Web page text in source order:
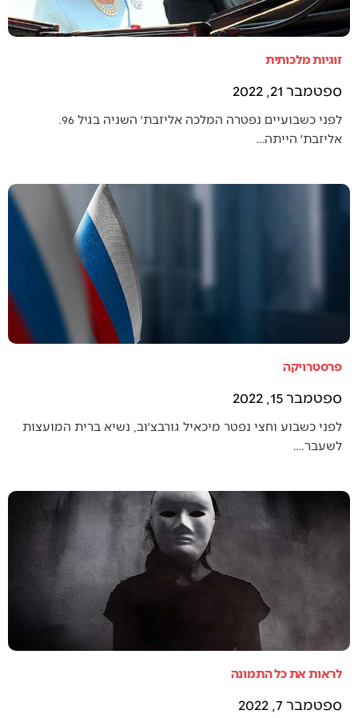
זוגיות מלכותית
ספטמבר 21, 2022
אליזבת׳ הייתה…
פרסטרויקה
ספטמבר 15, 2022
לפני כשבוע וחצי נפטר מיכאיל גורבצ׳וב, נשיא ברית המועצות
לשעבר.…
לראות את כל התמונה
ספטמבר 7, 2022